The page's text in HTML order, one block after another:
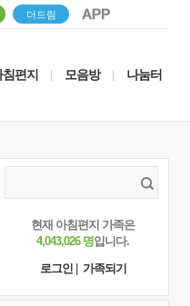
더드림
편지 모음방 나눔터
현재 아침편지 가족은
4,043,026 명입니다.
로그인
가족되기